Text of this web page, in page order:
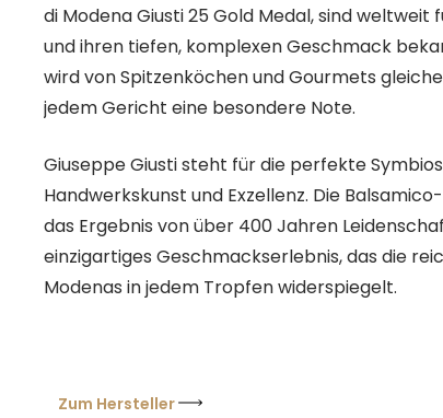
di Modena Giusti 25 Gold Medal, sind
und ihren tiefen, komplexen Geschmack
wird von Spitzenköchen und Gourmets
jedem Gericht eine besondere Note.
Giuseppe Giusti steht für die perfekte
Handwerkskunst und Exzellenz. Die
das Ergebnis von über 400 Jahren
einzigartiges Geschmackserlebnis, das die
Modenas in jedem Tropfen widerspiegelt.
Zum Hersteller